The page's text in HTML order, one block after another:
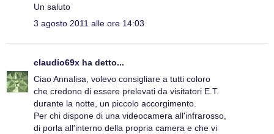
Un saluto
3 agosto 2011 alle ore 14:03
claudio69x ha detto...
Ciao Annalisa, volevo consigliare a tutti coloro
che credono di essere prelevati da visitatori E.T.
durante la notte, un piccolo accorgimento.
Per chi dispone di una videocamera all'infrarosso,
di porla all'interno della propria camera e che vi